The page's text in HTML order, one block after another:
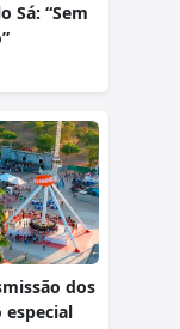
Sá: “Sem
dos
especial